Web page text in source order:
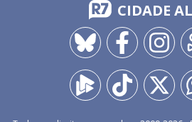
CIDADE